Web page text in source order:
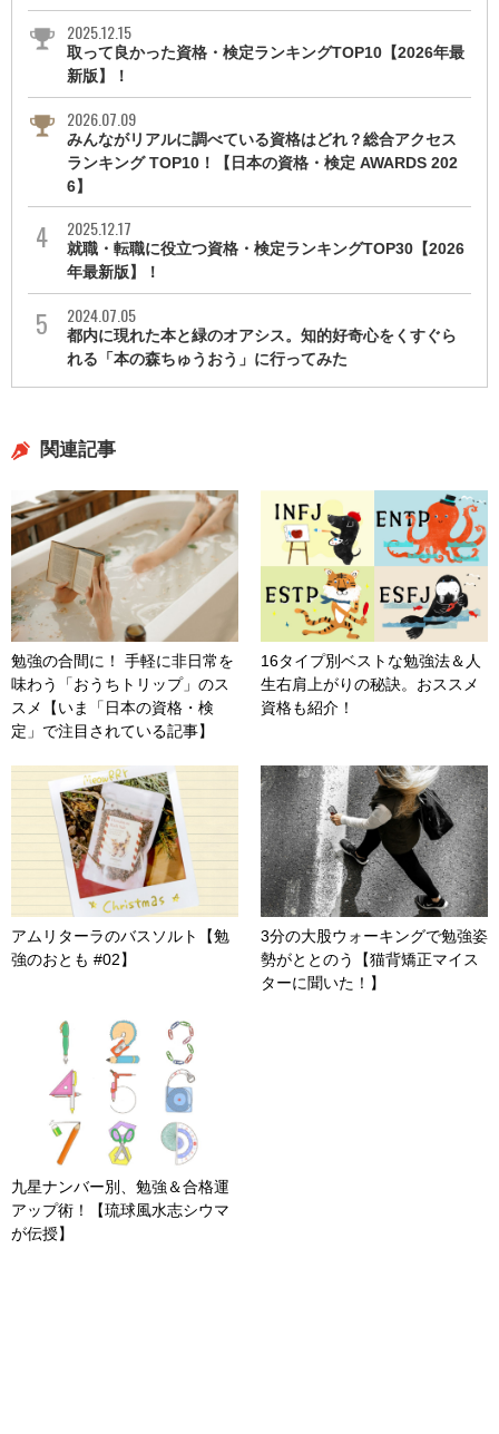
2025.12.15
取って良かった資格・検定ランキングTOP10【2026年最
新版】！
2026.07.09
みんながリアルに調べている資格はどれ？総合アクセス
ランキング TOP10！【日本の資格・検定 AWARDS 202
6】
2025.12.17
就職・転職に役立つ資格・検定ランキングTOP30【2026
年最新版】！
2024.07.05
都内に現れた本と緑のオアシス。知的好奇心をくすぐら
れる「本の森ちゅうおう」に行ってみた
関連記事
勉強の合間に！ 手軽に非日常を
味わう「おうちトリップ」のス
スメ【いま「日本の資格・検
定」で注目されている記事】
16タイプ別ベストな勉強法＆人
生右肩上がりの秘訣。おススメ
資格も紹介！
アムリターラのバスソルト【勉
強のおとも #02】
3分の大股ウォーキングで勉強姿
勢がととのう【猫背矯正マイス
ターに聞いた！】
九星ナンバー別、勉強＆合格運
アップ術！【琉球風水志シウマ
が伝授】